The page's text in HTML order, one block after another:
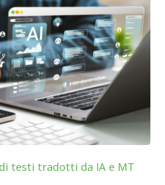
testi tradotti da IA e MT